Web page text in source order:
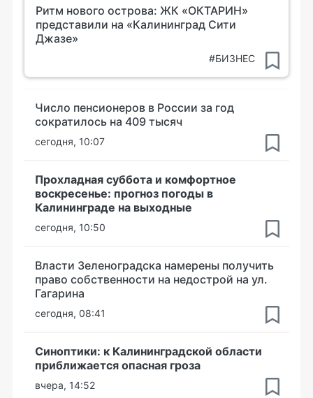
Ритм нового острова: ЖК «ОКТАРИН»
представили на «Калининград Сити
Джазе»
#БИЗНЕС
Число пенсионеров в России за год
сократилось на 409 тысяч
сегодня, 10:07
Прохладная суббота и комфортное
воскресенье: прогноз погоды в
Калининграде на выходные
сегодня, 10:50
Власти Зеленоградска намерены получить
право собственности на недострой на ул.
Гагарина
сегодня, 08:41
Синоптики: к Калининградской области
приближается опасная гроза
вчера, 14:52